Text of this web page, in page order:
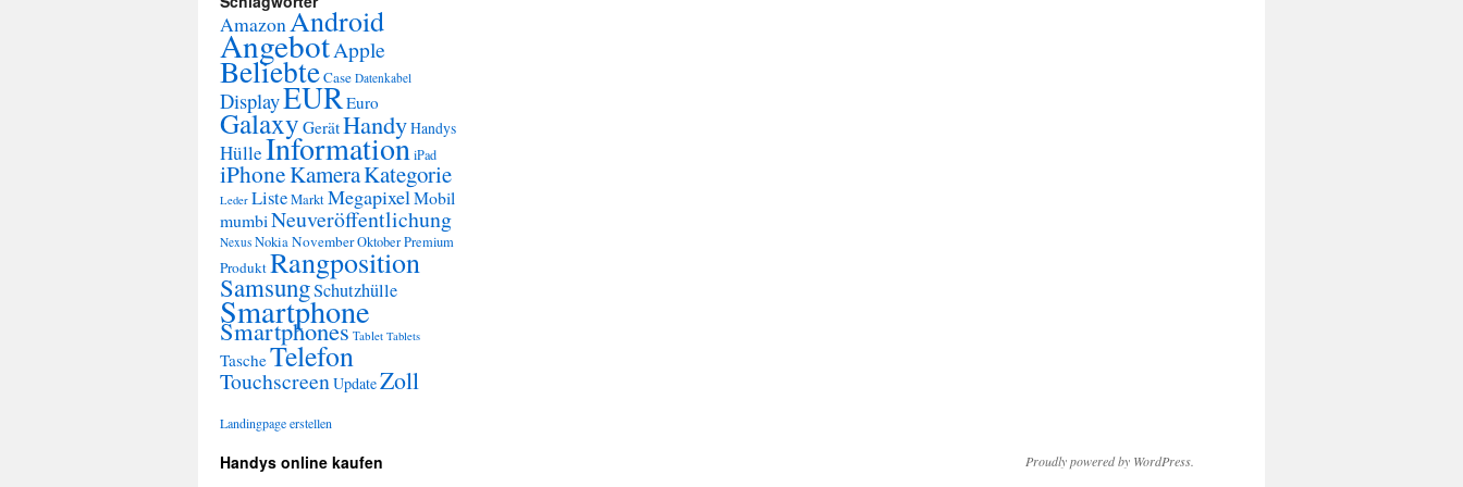
AmazonAndroid
AngebotApple
BeliebteCase Datenkabel
DisplayEUREuro
Galaxy GerätHandyHandys
HülleInformationiPad
iPhoneKameraKategorie
Leder ListeMarktMegapixelMobil
mumbiNeuveröffentlichung
Nexus NokiaNovemberOktoberPremium
ProduktRangposition
SamsungSchutzhülle
Smartphone
Smartphones Tablet Tablets
TascheTelefon
TouchscreenUpdateZoll
Landingpage erstellen
Handys online kaufen Proudly powered by WordPress.